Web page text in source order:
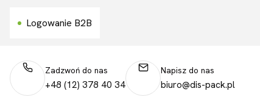
Logowanie B2B
Zadzwoń do nas
+48 (12) 378 40 34
Napisz do nas
biuro@dis-pack.pl